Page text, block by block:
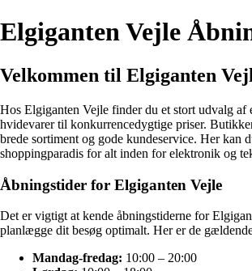
Elgiganten Vejle
Velkommen til Elgiganten
Hos Elgiganten Vejle finder du et stort udvalg af
hvidevarer til konkurrencedygtige priser.
brede sortiment og gode kundeservice. Her kan
shoppingparadis for alt inden for elektronik og
Åbningstider for Elgiganten Vejle
Det er vigtigt at kende åbningstiderne for
planlægge dit besøg optimalt. Her er de
Mandag-fredag: 10:00 – 20:00